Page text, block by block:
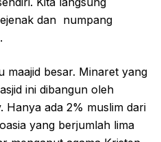
dan numpang
maajid besar. Minaret yang
ini dibangun oleh
Hanya ada 2% muslim dari
yang berjumlah lima